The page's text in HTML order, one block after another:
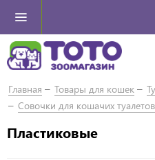
Главная Товары для кошек
Совочки для кошачих туалетов
Пластиковые